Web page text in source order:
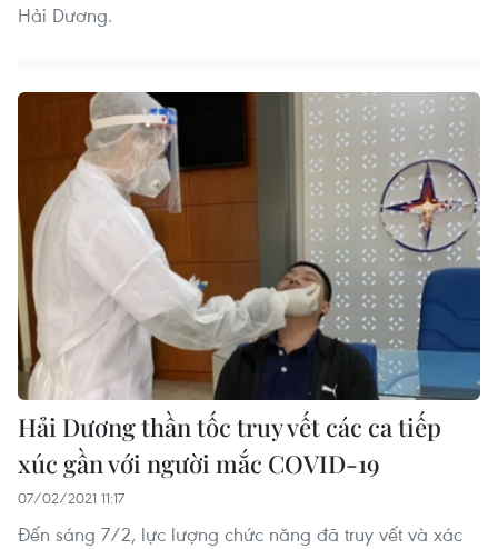
Hải Dương.
Hải Dương thần tốc truy vết các ca tiếp
xúc gần với người mắc COVID-19
07/02/2021 11:17
Đến sáng 7/2, lực lượng chức năng đã truy vết và xác